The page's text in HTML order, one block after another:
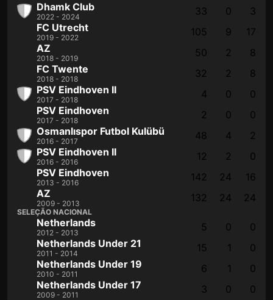
Dhamk Club
2022 - 2024 33 0
3
FC Utrecht
2019 - 2022 105 9
17
AZ
2018 - 2019 50 2
8
FC Twente
2018 - 2018 32 2
8
PSV Eindhoven II
2017 - 2018 4 0
0
PSV Eindhoven
2017 - 2018 2 0
0
Osmanlıspor Futbol Kulübü
2016 - 2017 48 4
2
PSV Eindhoven II
2016 - 2016 12 2
0
PSV Eindhoven
2013 - 2016 142 24
16
AZ
2009 - 2013 132 24 24
SELEÇÃO NACIONAL
Netherlands
2012 - 2013 5 0
0
Netherlands Under 21
2011 - 2014 15 1
0
Netherlands Under 19
2010 - 2011 6 1
0
Netherlands Under 17
2009 - 2011 3 0 0